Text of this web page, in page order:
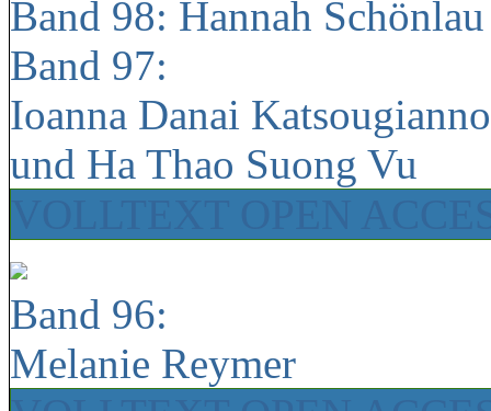
Band 98: Hannah
Band 97:
Ioanna Danai
und Ha Thao Suong Vu
Band 96:
Melanie Reymer